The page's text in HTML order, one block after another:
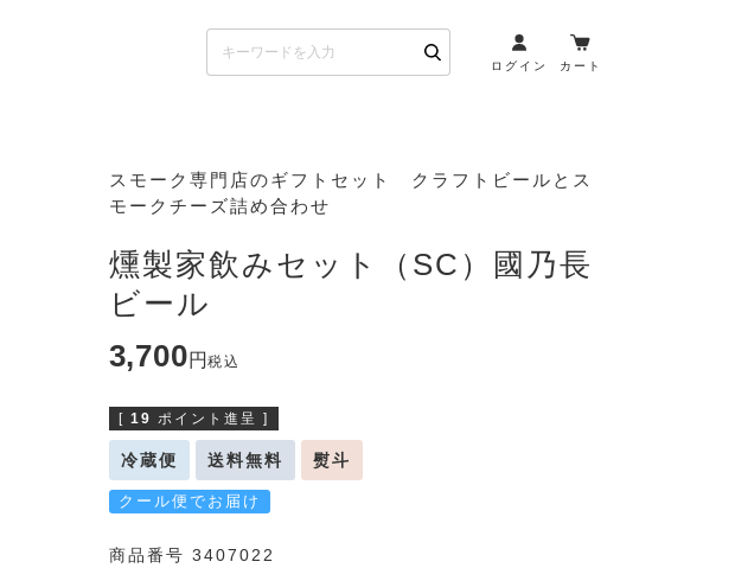
Kaori
Kaoriセレクト
ワイン・スパークリング
ウイスキー・ブランデー
サブスク（定期コース・頒布会）
ログイン カート
スモーク専門店のギフトセット クラフトビールとス
モークチーズ詰め合わせ
燻製家飲みセット（SC）國乃長
ビール
3,700
税込
[ 19 ポイント進呈 ]
冷蔵便 送料無料 熨斗
クール便でお届け
商品番号 3407022